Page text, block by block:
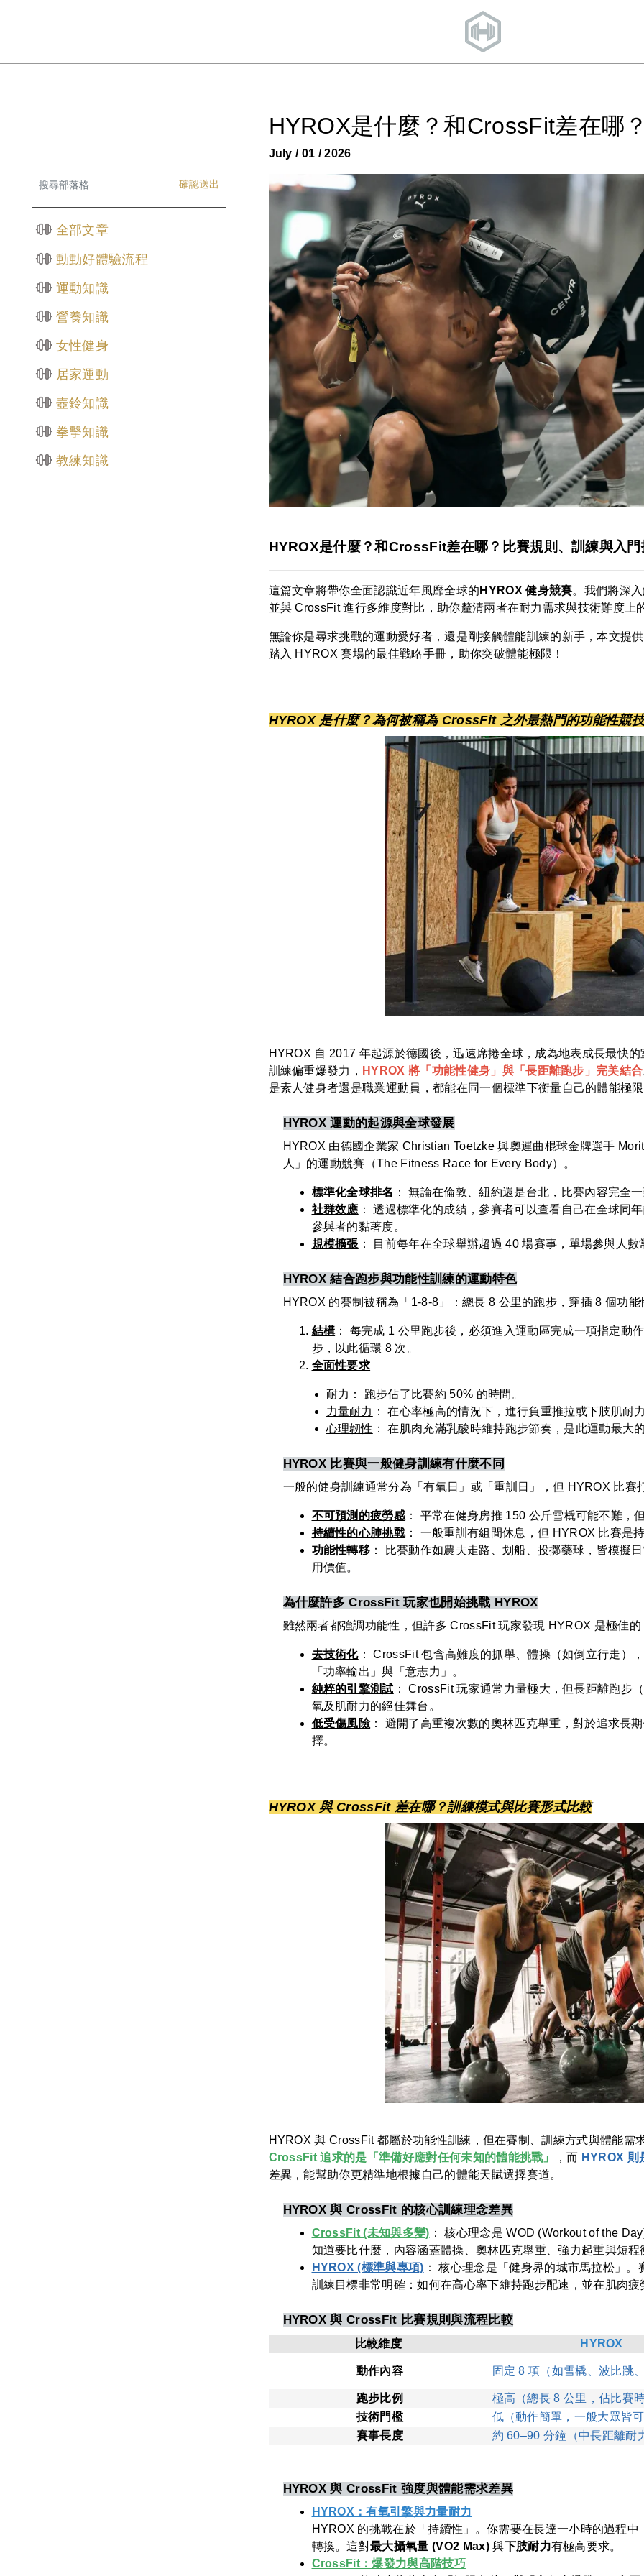
確認送出
全部文章
動動好體驗流程
運動知識
營養知識
女性健身
居家運動
壺鈴知識
拳擊知識
教練知識
HYROX是什麼？和CrossFit差在哪
July / 01 / 2026
HYROX是什麼？和CrossFit差在哪？比賽規則、訓練與入門
這篇文章將帶你全面認識近年風靡全球的 HYROX 健身競賽。我們將深
並與 CrossFit 進行多維度對比，助你釐清兩者在耐力需求與技術難度上
無論你是尋求挑戰的運動愛好者，還是剛接觸體能訓練的新手，本文提
踏入 HYROX 賽場的最佳戰略手冊，助你突破體能極限！
HYROX 是什麼？為何被稱為 CrossFit 之外最熱門的功能性競
HYROX 自 2017 年起源於德國後，迅速席捲全球，成為地表成長最快
訓練偏重爆發力， HYROX 將「功能性健身」與「長距離跑步」完美結合
是素人健身者還是職業運動員，都能在同一個標準下衡量自己的體能極
HYROX 運動的起源與全球發展
HYROX 由德國企業家 Christian Toetzke 與奧運曲棍球金牌選手
人」的運動競賽（The Fitness Race for Every Body）。
標準化全球排名 ： 無論在倫敦、紐約還是台北，比賽內容完全
社群效應 ： 透過標準化的成績，參賽者可以查看自己在全球同
參與者的黏著度。
規模擴張 ： 目前每年在全球舉辦超過 40 場賽事，單場參與人
HYROX 結合跑步與功能性訓練的運動特色
HYROX 的賽制被稱為「1-8-8」：總長 8 公里的跑步，穿插 8 個功能
結構： 每完成 1 公里跑步後，必須進入運動區完成一項指定動
步，以此循環 8 次。
全面性要求
耐力 ： 跑步佔了比賽約 50% 的時間。
力量耐力 ： 在心率極高的情況下，進行負重推拉或下肢肌耐
心理韌性 ： 在肌肉充滿乳酸時維持跑步節奏，是此運動最大
HYROX 比賽與一般健身訓練有什麼不同
一般的健身訓練通常分為「有氧日」或「重訓日」，但 HYROX 比賽
不可預測的疲勞感 ： 平常在健身房推 150 公斤雪橇可能不難，
持續性的心肺挑戰： 一般重訓有組間休息，但 HYROX 比賽是
功能性轉移 ： 比賽動作如農夫走路、划船、投擲藥球，皆模擬
用價值。
為什麼許多 CrossFit 玩家也開始挑戰 HYROX
雖然兩者都強調功能性，但許多 CrossFit 玩家發現 HYROX 是極佳
去技術化： CrossFit 包含高難度的抓舉、體操（如倒立行走）
「功率輸出」與「意志力」。
純粹的引擎測試 ： CrossFit 玩家通常力量極大，但長距離跑
氧及肌耐力的絕佳舞台。
低受傷風險 ： 避開了高重複次數的奧林匹克舉重，對於追求長
擇。
HYROX 與 CrossFit 差在哪？訓練模式與比賽形式比較
HYROX 與 CrossFit 都屬於功能性訓練，但在賽制、訓練方式與體能
CrossFit 追求的是「準備好應對任何未知的體能挑戰」
，而 HYROX 則
差異，能幫助你更精準地根據自己的體能天賦選擇賽道。
HYROX 與 CrossFit 的核心訓練理念差異
CrossFit (未知與多變) ： 核心理念是 WOD (Workout of the
知道要比什麼，內容涵蓋體操、奧林匹克舉重、強力起重與短程
HYROX (標準與專項) ： 核心理念是「健身界的城市馬拉松」
訓練目標非常明確：如何在高心率下維持跑步配速，並在肌肉
HYROX 與 CrossFit 比賽規則與流程比較
比較維度 HYROX
動作內容 固定 8 項（如雪橇、波比跳
跑步比例
極高（總長 8 公里，佔比賽
技術門檻
低（動作簡單，一般大眾皆
賽事長度
約 60–90 分鐘（中長距離耐
HYROX 與 CrossFit 強度與體能需求差異
HYROX：有氧引擎與力量耐力
HYROX 的挑戰在於「持續性」。你需要在長達一小時的過程
轉換。這對最大攝氧量 (VO2 Max)與下肢耐力有極高要求。
CrossFit：爆發力與高階技巧